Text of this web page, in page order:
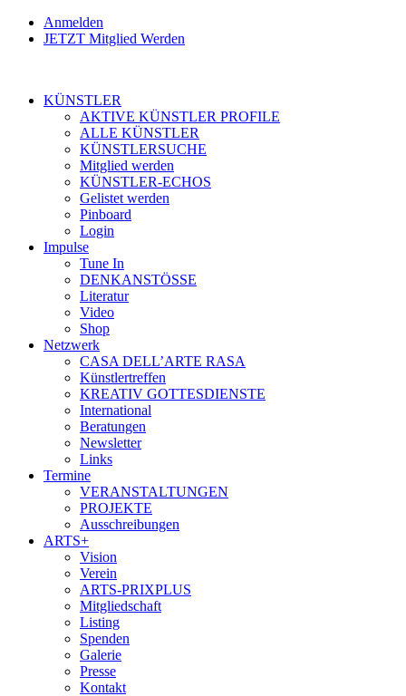
Anmelden
JETZT Mitglied Werden
KÜNSTLER
AKTIVE KÜNSTLER PROFILE
ALLE KÜNSTLER
KÜNSTLERSUCHE
Mitglied werden
KÜNSTLER-ECHOS
Gelistet werden
Pinboard
Login
Impulse
Tune In
DENKANSTÖSSE
Literatur
Video
Shop
Netzwerk
CASA DELL’ARTE RASA
Künstlertreffen
KREATIV GOTTESDIENSTE
International
Beratungen
Newsletter
Links
Termine
VERANSTALTUNGEN
PROJEKTE
Ausschreibungen
ARTS+
Vision
Verein
ARTS-PRIXPLUS
Mitgliedschaft
Listing
Spenden
Galerie
Presse
Kontakt